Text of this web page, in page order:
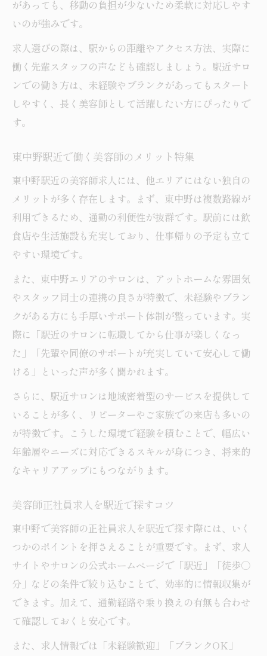
があっても、移動の負担が少ないため柔軟に対応しやす
いのが強みです。
求人選びの際は、駅からの距離やアクセス方法、実際に
働く先輩スタッフの声なども確認しましょう。駅近サロ
ンでの働き方は、未経験やブランクがあってもスタート
しやすく、長く美容師として活躍したい方にぴったりで
す。
東中野駅近で働く美容師のメリット特集
東中野駅近の美容師求人には、他エリアにはない独自の
メリットが多く存在します。まず、東中野は複数路線が
利用できるため、通勤の利便性が抜群です。駅前には飲
食店や生活施設も充実しており、仕事帰りの予定も立て
やすい環境です。
また、東中野エリアのサロンは、アットホームな雰囲気
やスタッフ同士の連携の良さが特徴で、未経験やブラン
クがある方にも手厚いサポート体制が整っています。実
際に「駅近のサロンに転職してから仕事が楽しくなっ
た」「先輩や同僚のサポートが充実していて安心して働
ける」といった声が多く聞かれます。
さらに、駅近サロンは地域密着型のサービスを提供して
いることが多く、リピーターやご家族での来店も多いの
が特徴です。こうした環境で経験を積むことで、幅広い
年齢層やニーズに対応できるスキルが身につき、将来的
なキャリアアップにもつながります。
美容師正社員求人を駅近で探すコツ
東中野で美容師の正社員求人を駅近で探す際には、いく
つかのポイントを押さえることが重要です。まず、求人
サイトやサロンの公式ホームページで「駅近」「徒歩○
分」などの条件で絞り込むことで、効率的に情報収集が
できます。加えて、通勤経路や乗り換えの有無も合わせ
て確認しておくと安心です。
また、求人情報では「未経験歓迎」「ブランクOK」